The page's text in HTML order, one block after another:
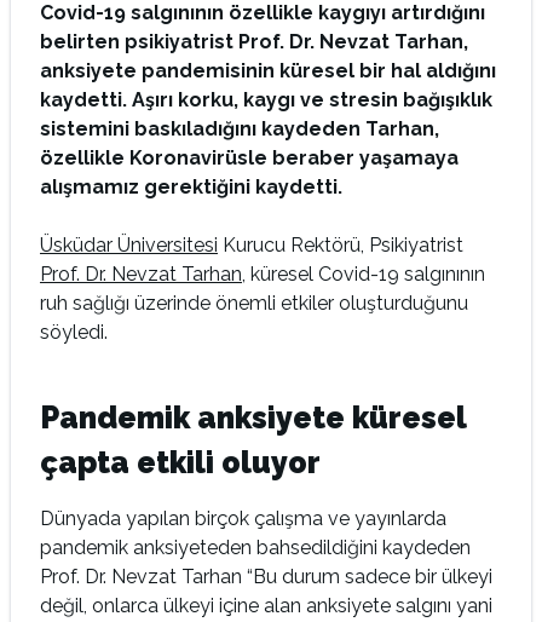
Covid-19 salgınının özellikle kaygıyı artırdığını
belirten psikiyatrist Prof. Dr. Nevzat Tarhan,
anksiyete pandemisinin küresel bir hal aldığını
kaydetti. Aşırı korku, kaygı ve stresin bağışıklık
sistemini baskıladığını kaydeden Tarhan,
özellikle Koronavirüsle beraber yaşamaya
alışmamız gerektiğini kaydetti.
Üsküdar Üniversitesi Kurucu Rektörü, Psikiyatrist
Prof. Dr. Nevzat Tarhan, küresel Covid-19 salgınının
ruh sağlığı üzerinde önemli etkiler oluşturduğunu
söyledi.
Pandemik anksiyete küresel
çapta etkili oluyor
Dünyada yapılan birçok çalışma ve yayınlarda
pandemik anksiyeteden bahsedildiğini kaydeden
Prof. Dr. Nevzat Tarhan “Bu durum sadece bir ülkeyi
değil, onlarca ülkeyi içine alan anksiyete salgını yani